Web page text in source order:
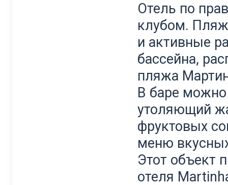
Отель по
клубом.
и активные
бассейна,
пляжа
В баре
утоляющий
фруктовых
меню
Этот объект
отеля